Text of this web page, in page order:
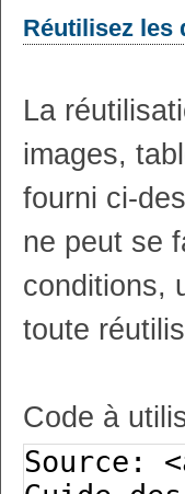
Réutilisez les
La
images,
fourni ci-
ne peut se
conditions,
toute
Code à